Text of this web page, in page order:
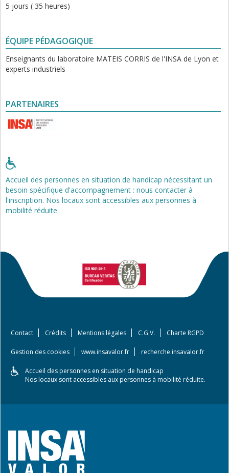
5 jours ( 35 heures)
ÉQUIPE PÉDAGOGIQUE
Enseignants du laboratoire MATEIS CORRIS de l'INSA de Lyon et
experts industriels
PARTENAIRES
Accueil des personnes en situation de handicap nécessitant un
besoin spécifique d'accompagnement : nous contacter à
l'inscription. Nos locaux sont accessibles aux personnes à
mobilité réduite.
Contact Crédits Mentions légales C.G.V. Charte RGPD
Gestion des cookies www.insavalor.fr recherche.insavalor.fr
Accueil des personnes en situation de handicap
Nos locaux sont accessibles aux personnes à mobilité réduite.